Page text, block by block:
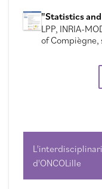
"Statistics
LPP, INRIA-
of
d'ONCOLille